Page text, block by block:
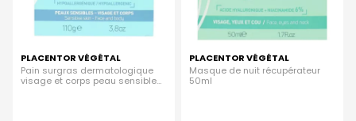
PLACENTOR VÉGÉTAL
Pain surgras dermatologique
visage et corps peau sensible
PLACENTOR VÉGÉTAL
Masque de nuit récupérateur
50ml